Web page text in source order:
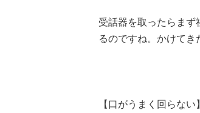
受話器を取ったらまず
るのですね。かけてき
【口がうまく回らない】